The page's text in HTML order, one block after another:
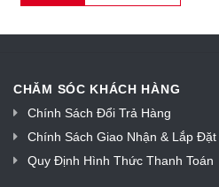
CHĂM SÓC KHÁCH HÀNG
Chính Sách Đổi Trả Hàng
Chính Sách Giao Nhận & Lắp Đặt
Quy Định Hình Thức Thanh Toán